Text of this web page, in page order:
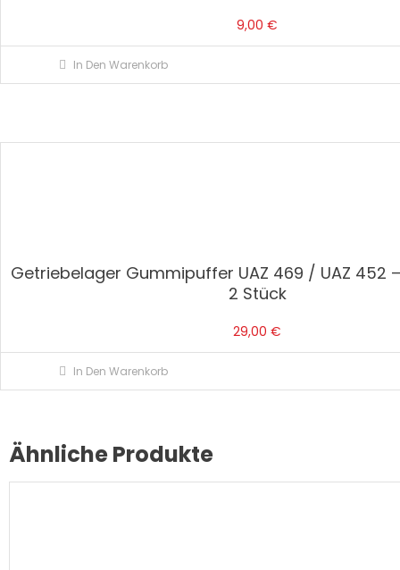
9,00 €
In Den Warenkorb
Getriebelager Gummipuffer UAZ 469 / UAZ 452
2 Stück
29,00 €
In Den Warenkorb
Ähnliche Produkte